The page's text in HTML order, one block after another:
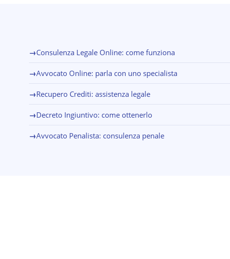
→Consulenza Legale Online: come funziona
→Avvocato Online: parla con uno specialista
→Recupero Crediti: assistenza legale
→Decreto Ingiuntivo: come ottenerlo
→Avvocato Penalista: consulenza penale